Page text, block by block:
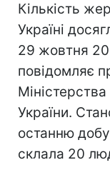
Кількість
Україні
29 жовтня
повідомляє
України.
останню добу
склала 20